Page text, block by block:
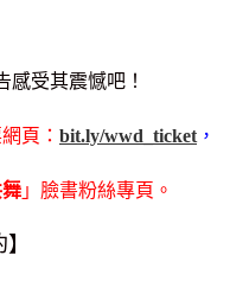
感受其震憾吧！
頁： bit.ly/wwd_ticket，
」 臉書粉絲專頁。